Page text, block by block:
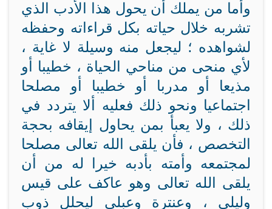
وأما من يملك أن يحول هذا الأدب الذي
تشربه خلال حياته بكل قراءاته وحفظه
لشواهده ؛ ليجعل منه وسيلة لا غاية ،
لأي منحى من مناحي الحياة ، خطيبا أو
مذيعا أو مدربا أو خطيبا أو مصلحا
اجتماعيا ونحو ذلك فعليه ألا يتردد في
ذلك ، ولا يعبأ بمن يحاول إيقافه بحجة
التخصص ، فأن يلقى الله تعالى مصلحا
لمجتمعه وأمته بأدبه خيرا له من أن
يلقى الله تعالى وهو عاكف على قيس
وليلى ، وعنترة وعبلى ليحلل ذوب